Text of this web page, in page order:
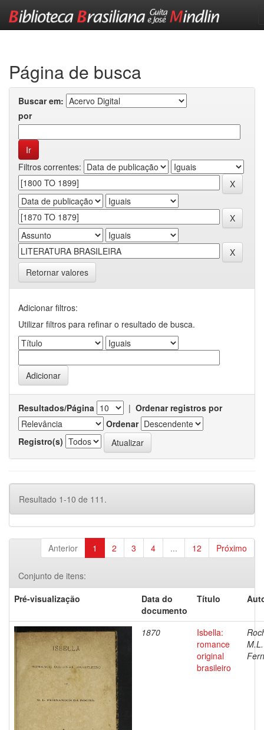
Página de busca
Buscar em:
por
Filtros correntes:
Retornar valores
Adicionar filtros:
Utilizar filtros para refinar o resultado de busca.
Resultados/Página | Ordenar registros por
Ordenar
Registro(s)
Resultado 1-10 de 111.
Anterior 1 2 3 4 ... 12 Próximo
Conjunto de itens:
Pré-visualização
Data do
documento
Título
1870
Isbella:
romance
original
brasileiro
M.L.